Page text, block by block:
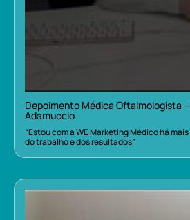
Depoimento Médica Oftalmologista
Adamuccio
“Estou com a WE Marketing Médico há
do trabalho e dos resultados”